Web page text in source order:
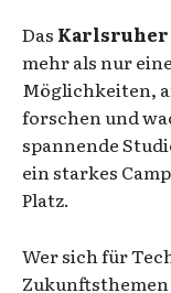
Das
mehr als nur
Möglichkeiten,
forschen und
spannende
ein starkes
Platz.
Wer sich für